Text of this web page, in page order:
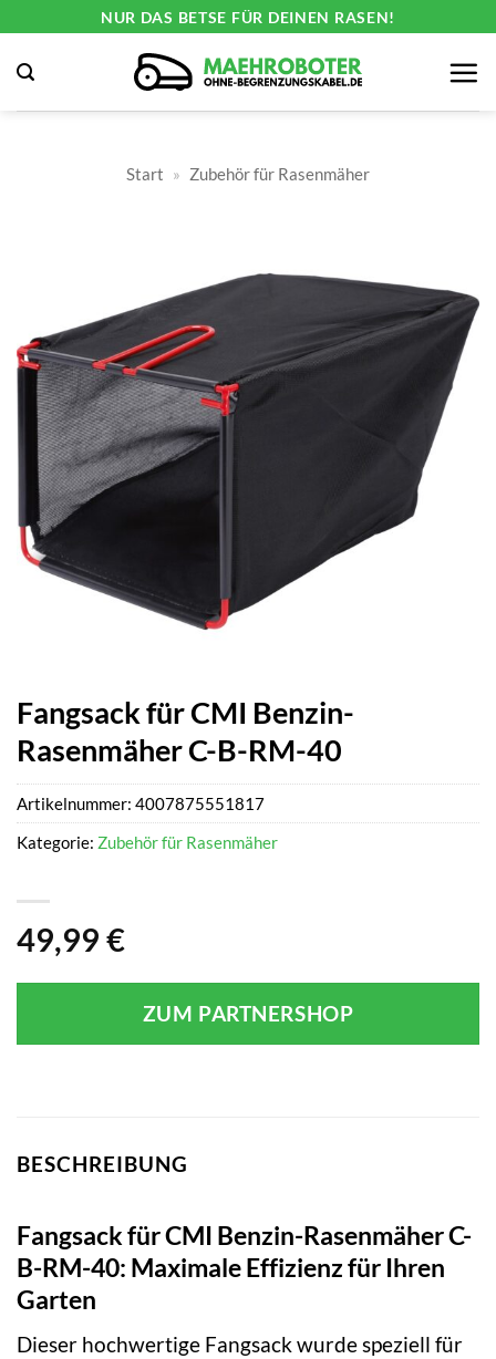
springen
NUR DAS BETSE FÜR DEINEN RASEN!
Start » Zubehör für Rasenmäher
Fangsack für CMI Benzin-
Rasenmäher C-B-RM-40
49,99 €
ZUM PARTNERSHOP
Artikelnummer: 4007875551817
Kategorie: Zubehör für Rasenmäher
BESCHREIBUNG
Fangsack für CMI Benzin-Rasenmäher C-
B-RM-40: Maximale Effizienz für Ihren
Garten
Dieser hochwertige Fangsack wurde speziell für